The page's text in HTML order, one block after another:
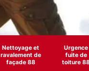
Nettoyage et
ravalement de
façade 88
Urgence
fuite de
toiture